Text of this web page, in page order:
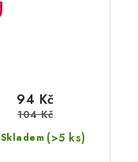
Skladem (>5 ks)
94 Kč
104 Kč